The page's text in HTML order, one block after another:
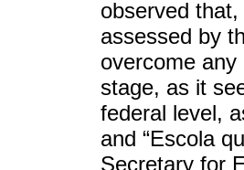
observed
assessed by
overcome
stage, as it
federal level,
and “Escola
Secretary for